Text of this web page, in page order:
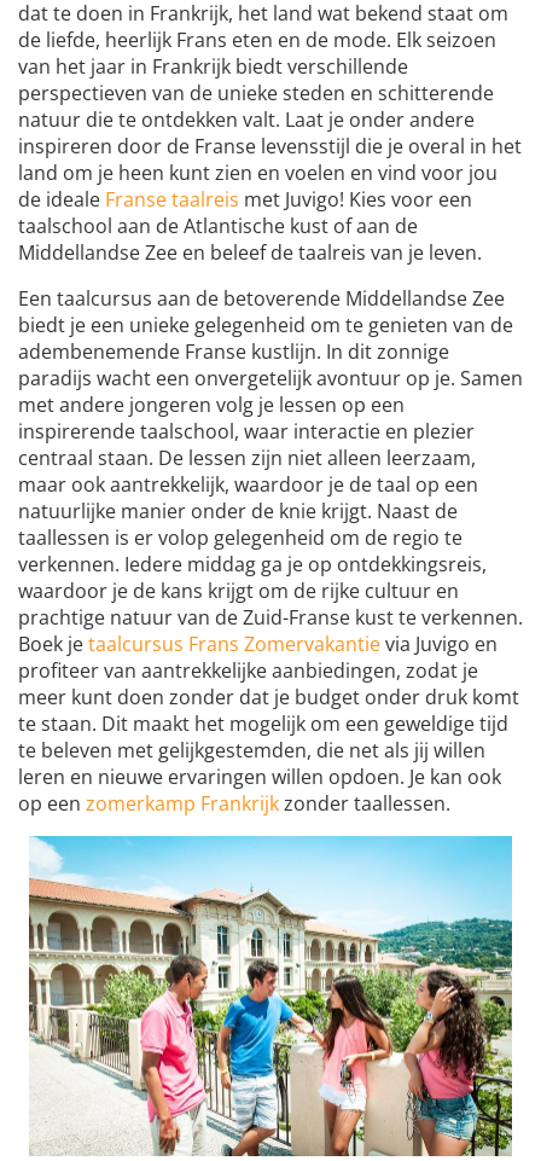
dat te doen in Frankrijk, het land wat bekend staat om
de liefde, heerlijk Frans eten en de mode. Elk seizoen
van het jaar in Frankrijk biedt verschillende
perspectieven van de unieke steden en schitterende
natuur die te ontdekken valt. Laat je onder andere
inspireren door de Franse levensstijl die je overal in het
land om je heen kunt zien en voelen en vind voor jou
de ideale Franse taalreis met Juvigo! Kies voor een
taalschool aan de Atlantische kust of aan de
Middellandse Zee en beleef de taalreis van je leven.
Een taalcursus aan de betoverende Middellandse Zee
biedt je een unieke gelegenheid om te genieten van de
adembenemende Franse kustlijn. In dit zonnige
paradijs wacht een onvergetelijk avontuur op je. Samen
met andere jongeren volg je lessen op een
inspirerende taalschool, waar interactie en plezier
centraal staan. De lessen zijn niet alleen leerzaam,
maar ook aantrekkelijk, waardoor je de taal op een
natuurlijke manier onder de knie krijgt. Naast de
taallessen is er volop gelegenheid om de regio te
verkennen. Iedere middag ga je op ontdekkingsreis,
waardoor je de kans krijgt om de rijke cultuur en
prachtige natuur van de Zuid-Franse kust te verkennen.
Boek jetaalcursus Frans Zomervakantievia Juvigo en
profiteer van aantrekkelijke aanbiedingen, zodat je
meer kunt doen zonder dat je budget onder druk komt
te staan. Dit maakt het mogelijk om een geweldige tijd
te beleven met gelijkgestemden, die net als jij willen
leren en nieuwe ervaringen willen opdoen. Je kan ook
op een zomerkamp Frankrijkzonder taallessen.